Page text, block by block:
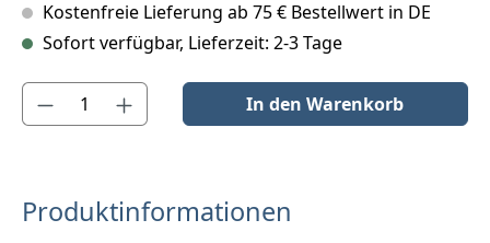
Kostenfreie Lieferung ab 75 € Bestellwert in DE
Sofort verfügbar, Lieferzeit: 2-3 Tage
Produkt Anzahl: Gib den gewünschten Wert ein oder benutze
In den Warenkorb
Produktinformationen